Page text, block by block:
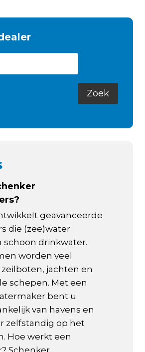
geavanceerde
die (zee)water
schoon drinkwater.
worden veel
jachten en
schepen. Met een
bent u
van havens en
zelfstandig op het
Hoe werkt een
Schenker